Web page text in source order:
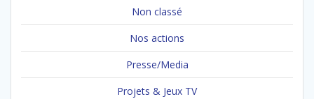
Non classé
Nos actions
Presse/Media
Projets & Jeux TV